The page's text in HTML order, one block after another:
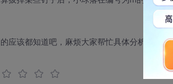
应该都知道吧，麻烦大家帮忙具体分析下思